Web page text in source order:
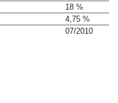
18 %
4,75 %
07/2010